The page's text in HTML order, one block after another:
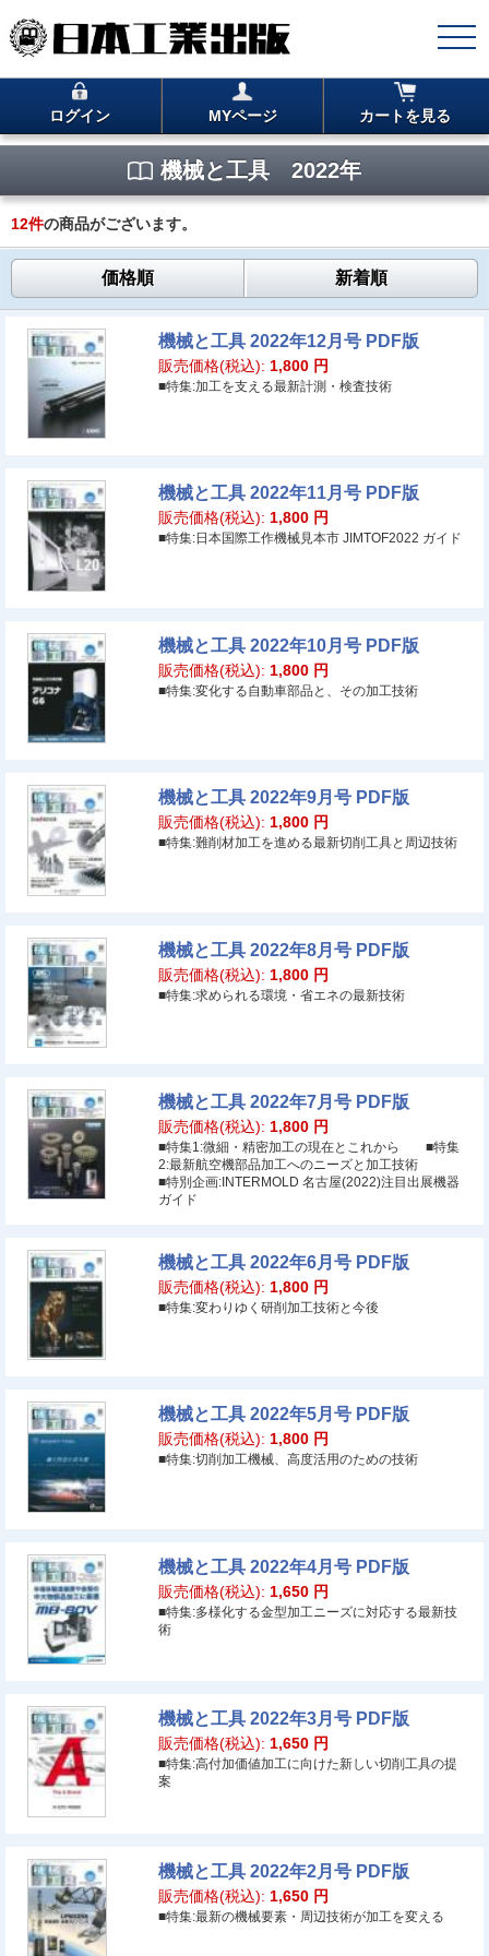
ログイン MYページ カートを見る
機械と工具 2022年
12件の商品がございます。
価格順 新着順
機械と工具 2022年12月号 PDF版
販売価格(税込): 1,800 円
■特集:加工を支える最新計測・検査技術
機械と工具 2022年11月号 PDF版
販売価格(税込): 1,800 円
■特集:日本国際工作機械見本市 JIMTOF2022 ガイド
機械と工具 2022年10月号 PDF版
販売価格(税込): 1,800 円
■特集:変化する自動車部品と、その加工技術
機械と工具 2022年9月号 PDF版
販売価格(税込): 1,800 円
■特集:難削材加工を進める最新切削工具と周辺技術
機械と工具 2022年8月号 PDF版
販売価格(税込): 1,800 円
■特集:求められる環境・省エネの最新技術
機械と工具 2022年7月号 PDF版
販売価格(税込): 1,800 円
■特集1:微細・精密加工の現在とこれから ■特集
2:最新航空機部品加工へのニーズと加工技術
■特別企画:INTERMOLD 名古屋(2022)注目出展機器
ガイド
機械と工具 2022年6月号 PDF版
販売価格(税込): 1,800 円
■特集:変わりゆく研削加工技術と今後
機械と工具 2022年5月号 PDF版
販売価格(税込): 1,800 円
■特集:切削加工機械、高度活用のための技術
機械と工具 2022年4月号 PDF版
販売価格(税込): 1,650 円
■特集:多様化する金型加工ニーズに対応する最新技
術
機械と工具 2022年3月号 PDF版
販売価格(税込): 1,650 円
■特集:高付加価値加工に向けた新しい切削工具の提
案
機械と工具 2022年2月号 PDF版
販売価格(税込): 1,650 円
■特集:最新の機械要素・周辺技術が加工を変える